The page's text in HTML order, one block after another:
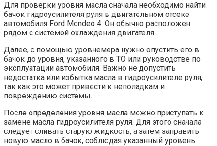
Для проверки уровня масла сначала необходимо найти
бачок гидроусилителя руля в двигательном отсеке
автомобиля Ford Mondeo 4. Он обычно расположен
рядом с системой охлаждения двигателя.
Далее, с помощью уровнемера нужно опустить его в
бачок до уровня, указанного в ТО или руководстве по
эксплуатации автомобиля. Важно не допустить
недостатка или избытка масла в гидроусилителе руля,
так как это может привести к неполадкам и
повреждению системы.
После определения уровня масла можно приступать к
замене масла гидроусилителя руля. Для этого сначала
следует сливать старую жидкость, а затем заправить
новую масло в бачок, соблюдая указанный уровень.